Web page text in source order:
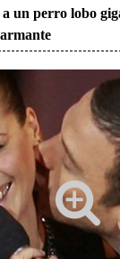
un perro lobo